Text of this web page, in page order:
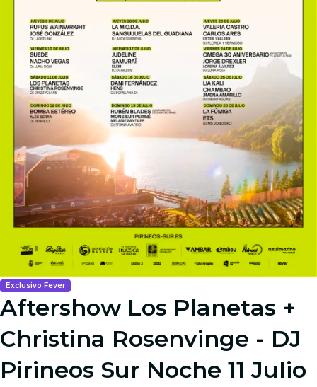
Exclusivo Fever
Aftershow Los Planetas +
Christina Rosenvinge - DJ
Pirineos Sur Noche 11 Julio